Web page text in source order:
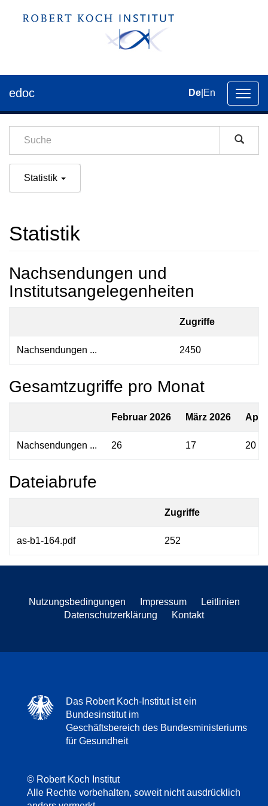
der
edoc De En
Statistik
Statistik
Nachsendungen und
Institutsangelegenheiten
Zugriffe
Nachsendungen ... 2450
Gesamtzugriffe pro Monat
Februar 2026 März 2026 April
Nachsendungen ... 26 17 20
Dateiabrufe
Zugriffe
as-b1-164.pdf 252
Nutzungsbedingungen Impressum
Leitlinien
Datenschutzerklärung
Kontakt
Das Robert Koch-Institut ist ein
Bundesinstitut im
Geschäftsbereich des Bundesministeriums
für Gesundheit
© Robert Koch Institut
Alle Rechte vorbehalten, soweit nicht ausdrücklich